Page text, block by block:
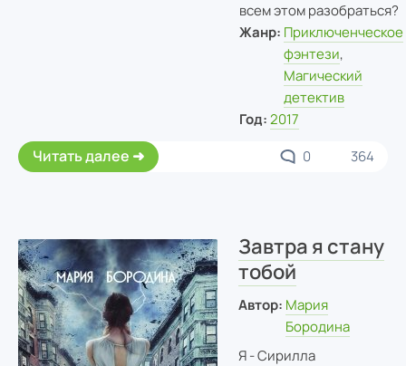
всем этом разобраться?
Жанр: Приключенческое
фэнтези,
Магический
детектив
Год: 2017
Читать далее 0 364
Завтра я стану
тобой
Автор: Мария
Бородина
Я - Сирилла